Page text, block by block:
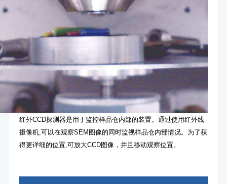
红外CCD探测器是用于监控样品仓内部的装置。通过使用红外线
摄像机,可以在观察SEM图像的同时监视样品仓内部情况。为了获
得更详细的位置,可放大CCD图像，并且移动观察位置。